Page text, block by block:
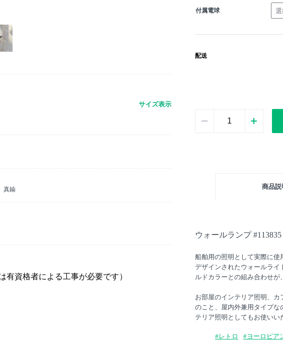
付属電球
配送
商品説
ウォールランプ
船舶用の照明として実際に使
デザインされたウォールライ
ルドカラーとの組み合わせが
お部屋のインテリア照明、
のこと、屋内外兼用タイプな
テリア照明としてもお使いい
#レトロ #ヨーロピア
サイズ表示
真鍮
有資格者による工事が必要です）